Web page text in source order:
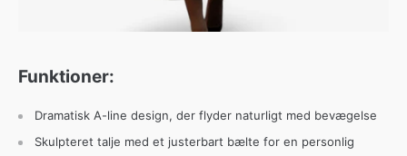
Funktioner:
Dramatisk A-line design, der flyder naturligt med bevægelse
Skulpteret talje med et justerbart bælte for en personlig